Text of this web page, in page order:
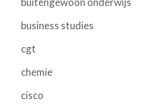
business studies
cgt
chemie
cisco